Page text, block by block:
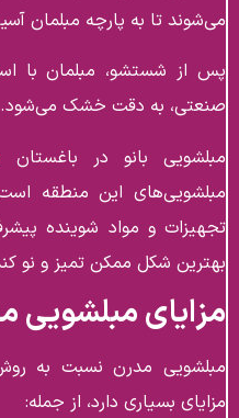
می‌شوند تا به پارچه مبلمان
پس از شستشو، مبلمان با
صنعتی، به دقت خشک می‌شود.
مبلشویی بانو در
مبلشویی‌های این منطقه
تجهیزات و مواد شوینده
بهترین شکل ممکن تمیز و نو
مزایای مبلشویی
مبلشویی مدرن نسبت به
مزایای بسیاری دارد، از جمله: